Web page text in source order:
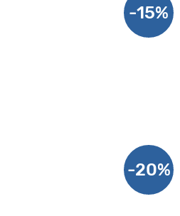
-15%
-20%